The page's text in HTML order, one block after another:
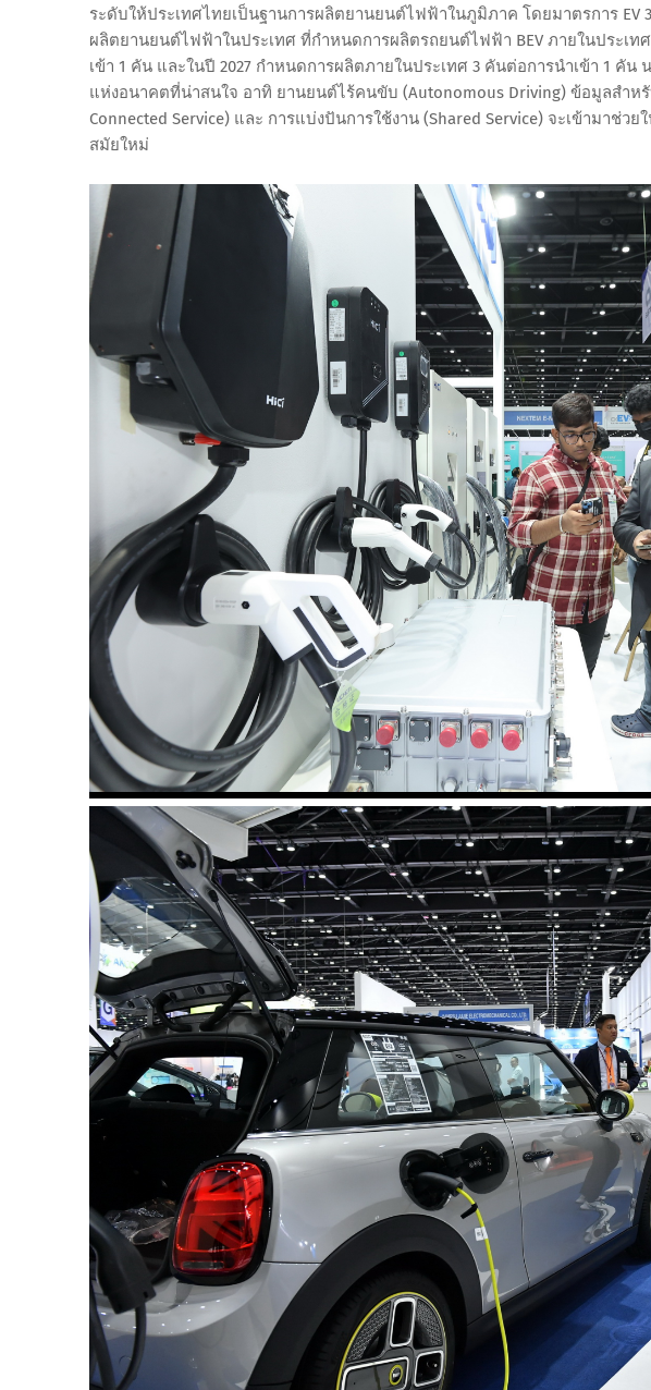
ระดับให้ประเทศไทยเป็นฐานการผลิตยานยนต์ไฟฟ้าในภูมิภาค โดยมาตรการ EV
ผลิตยานยนต์ไฟฟ้าในประเทศ ที่กำหนดการผลิตรถยนต์ไฟฟ้า BEV ภายในประเท
เข้า 1 คัน และในปี 2027 กำหนดการผลิตภายในประเทศ 3 คันต่อการนำเข้า 1 คั
แห่งอนาคตที่น่าสนใจ อาทิ ยานยนต์ไร้คนขับ (Autonomous Driving) ข้อมูลสำห
Connected Service) และ การแบ่งปันการใช้งาน (Shared Service) จะเข้ามาช่
สมัยใหม่